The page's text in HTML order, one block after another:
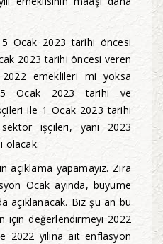
Ocak 2023 tarihi öncesi
2023 tarihi öncesi veren
emeklileri mi yoksa
Ocak 2023 tarihi ve
ile 1 Ocak 2023 tarihi
işçileri, yani 2023
olacak.
açıklama yapamayız. Zira
Ocak ayında, büyüme
açıklanacak. Biz şu an bu
için değerlendirmeyi 2022
2022 yılına ait enflasyon